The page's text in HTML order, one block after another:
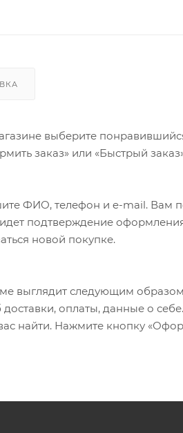
выберите
заказ» или «Быстрый
ФИО, телефон и e-mail. Вам
подтверждение
новой покупке.
выглядит следующим
оплаты, данные о
найти. Нажмите кнопку